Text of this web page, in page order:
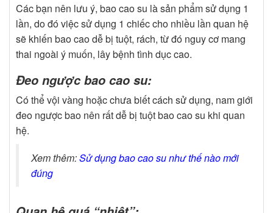
Các bạn nên lưu ý, bao cao su là sản phẩm sử dụng 1
lần, do đó việc sử dụng 1 chiếc cho nhiều lần quan hệ
sẽ khiến bao cao dễ bị tuột, rách, từ đó nguy cơ mang
thai ngoài ý muốn, lây bệnh tình dục cao.
Đeo ngược bao cao su:
Có thể vội vàng hoặc chưa biết cách sử dụng, nam giới
đeo ngược bao nên rất dễ bị tuột bao cao su khi quan
hệ.
Xem thêm:Sử dụng bao cao su như thế nào mới
đúng